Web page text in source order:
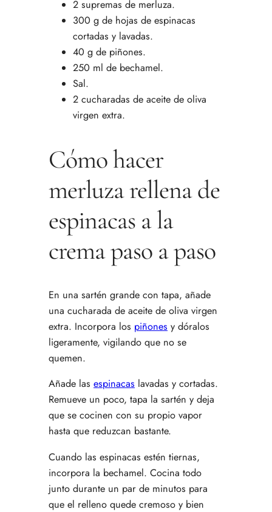
2 supremas de merluza.
300 g de hojas de espinacas
cortadas y lavadas.
40 g de piñones.
250 ml de bechamel.
Sal.
2 cucharadas de aceite de oliva
virgen extra.
Cómo hacer
merluza rellena de
espinacas a la
crema paso a paso
En una sartén grande con tapa, añade
una cucharada de aceite de oliva virgen
extra. Incorpora los piñones y dóralos
ligeramente, vigilando que no se
quemen.
Añade las espinacas lavadas y cortadas.
Remueve un poco, tapa la sartén y deja
que se cocinen con su propio vapor
hasta que reduzcan bastante.
Cuando las espinacas estén tiernas,
incorpora la bechamel. Cocina todo
junto durante un par de minutos para
que el relleno quede cremoso y bien